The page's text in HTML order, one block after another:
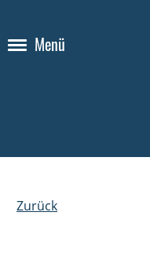
Menü
Zurück